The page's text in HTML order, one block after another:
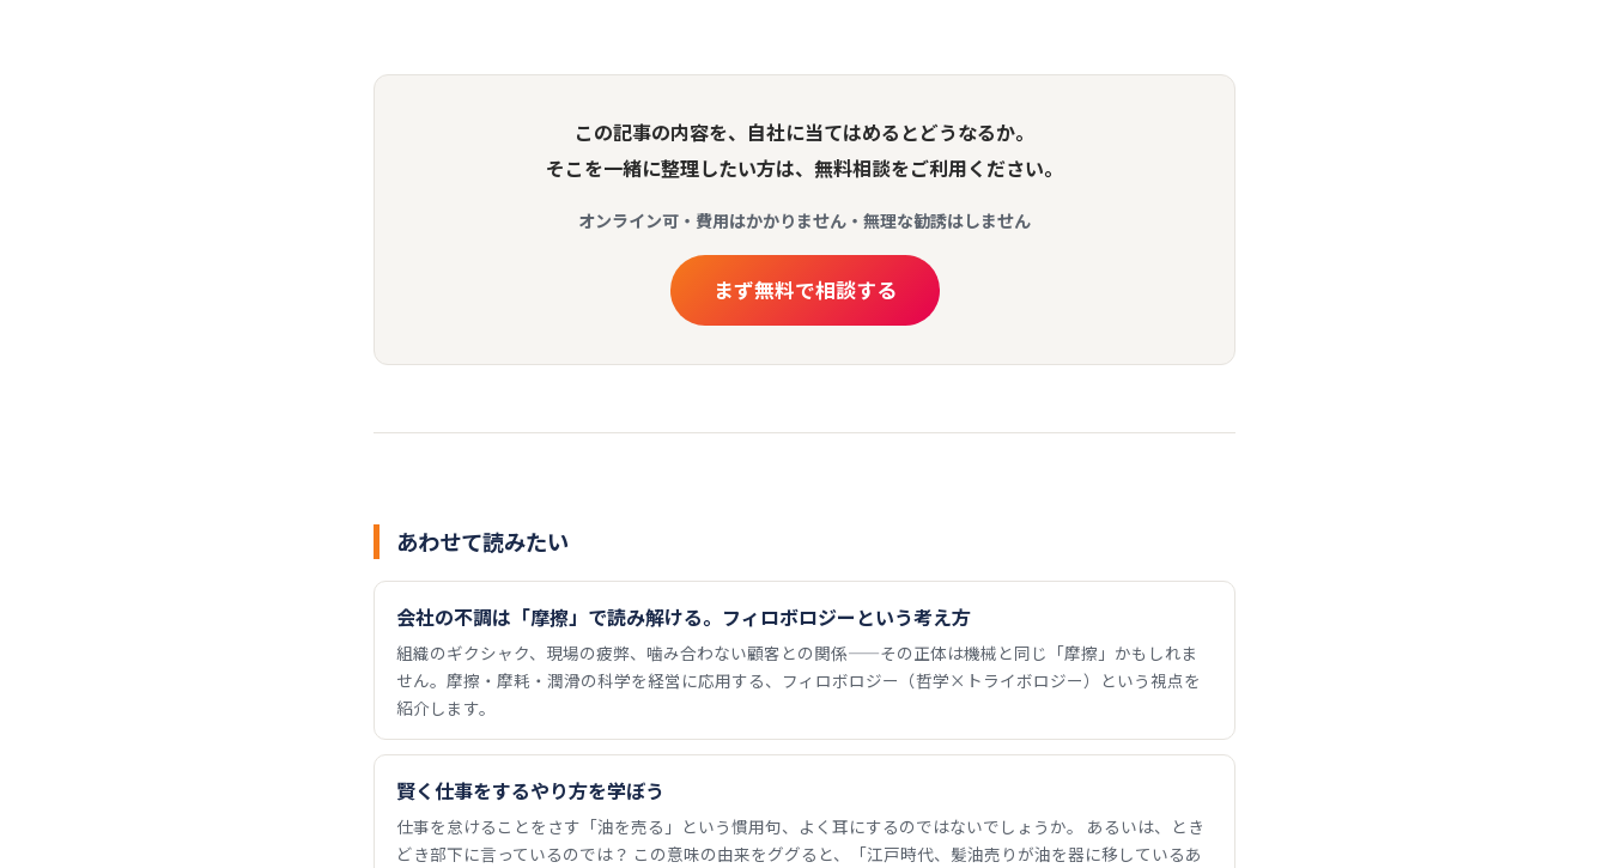
この記事の内容を、自社に当てはめるとどうなるか。
そこを一緒に整理したい方は、無料相談をご利用ください。
オンライン可・費用はかかりません・無理な勧誘はしません
まず無料で相談する
あわせて読みたい
会社の不調は「摩擦」で読み解ける。フィロボロジーという考え方
組織のギクシャク、現場の疲弊、噛み合わない顧客との関係——その正体は機械と同じ「摩擦」かもしれま
せん。摩擦・摩耗・潤滑の科学を経営に応用する、フィロボロジー（哲学×トライボロジー）という視点を
紹介します。
賢く仕事をするやり方を学ぼう
仕事を怠けることをさす「油を売る」という慣用句、よく耳にするのではないでしょうか。 あるいは、とき
どき部下に言っているのでは？ この意味の由来をググると、「江戸時代、髪油売りが油を器に移しているあ